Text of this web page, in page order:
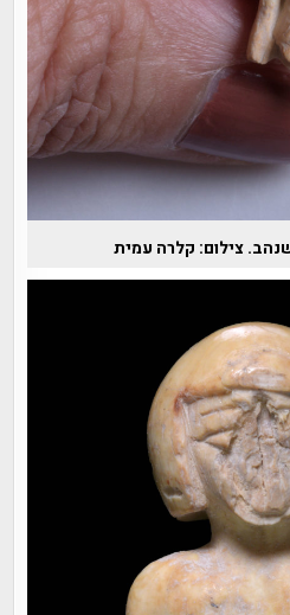
צילום: קלרה עמית